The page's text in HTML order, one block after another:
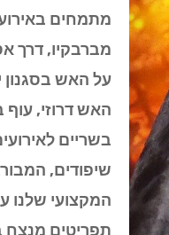
מתמחים
מברבקיו, דרך
על האש בסגנון
האש דרוזי, עוף
בשריים
שיפודים,
המקצועי שלנו
תפריטים מנצח